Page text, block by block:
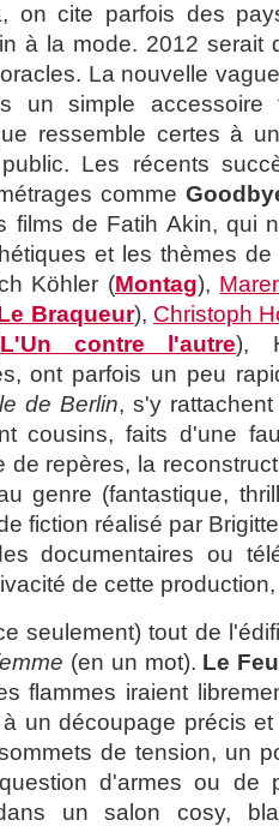
on cite parfois des
à la mode. 2012 serait
La nouvelle
un simple
ressemble certes à
Les récents
comme
films de Fatih Akin, qui
et les thèmes
Köhler (Montag),
Braqueur), Christoph
L'Un contre l'autre),
ont parfois un peu
de Berlin, s'y
cousins, faits d'une
de repères, la
genre (fantastique,
fiction réalisé par
documentaires ou
de cette
seulement) tout de
(en un mot). Le Feu
flammes iraient
un découpage précis
de tension, un
d'armes ou de
un salon cosy,